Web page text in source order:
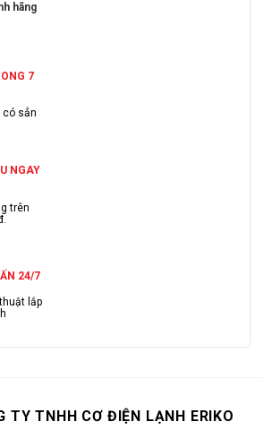
hãng
7
có sẳn
NGAY
trên
24/7
lắp
TY TNHH CƠ ĐIỆN LẠNH ERIKO